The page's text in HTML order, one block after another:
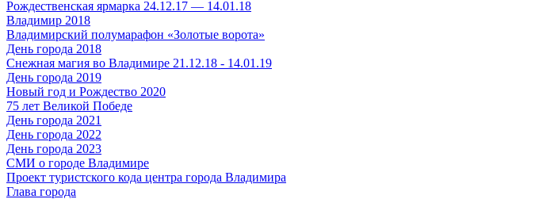
Рождественская ярмарка 24.12.17 — 14.01.18
Владимир 2018
Владимирский полумарафон «Золотые ворота»
День города 2018
Снежная магия во Владимире 21.12.18 - 14.01.19
День города 2019
Новый год и Рождество 2020
75 лет Великой Победе
День города 2021
День города 2022
День города 2023
СМИ о городе Владимире
Проект туристского кода центра города Владимира
Глава города